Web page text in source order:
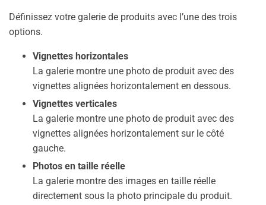
Définissez votre galerie de produits avec l’une des trois
options.
Vignettes horizontales
La galerie montre une photo de produit avec des
vignettes alignées horizontalement en dessous.
Vignettes verticales
La galerie montre une photo de produit avec des
vignettes alignées horizontalement sur le côté
gauche.
Photos en taille réelle
La galerie montre des images en taille réelle
directement sous la photo principale du produit.